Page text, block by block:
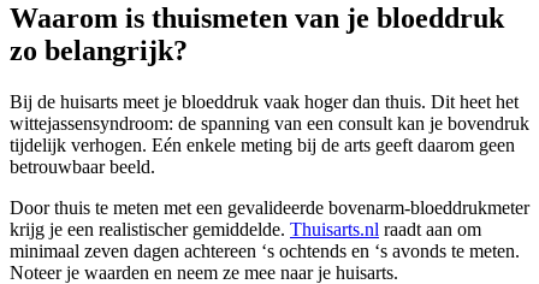
Waarom is thuismeten van je bloeddruk
zo belangrijk?
Bij de huisarts meet je bloeddruk vaak hoger dan thuis. Dit heet het
wittejassensyndroom: de spanning van een consult kan je bovendruk
tijdelijk verhogen. Eén enkele meting bij de arts geeft daarom geen
betrouwbaar beeld.
Door thuis te meten met een gevalideerde bovenarm-bloeddrukmeter
krijg je een realistischer gemiddelde. Thuisarts.nl raadt aan om
minimaal zeven dagen achtereen ‘s ochtends en ‘s avonds te meten.
Noteer je waarden en neem ze mee naar je huisarts.